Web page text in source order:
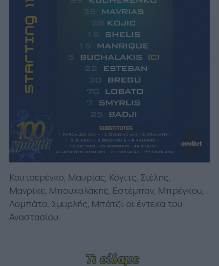
Κουτσερένκο, Μαυρίας, Κόγιτς, Σιέλης,
Μανρίκε, Μπουχαλάκης, Εστέμπαν, Μπρέγκου,
Λομπάτο, Σμυρλής, Μπάτζι οι έντεκα του
Αναστασίου.